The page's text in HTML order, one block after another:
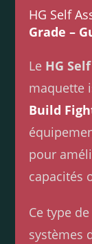
HG Self
Grade –
Le HG
maquette
Build
pour
capacités
Ce type
systèmes